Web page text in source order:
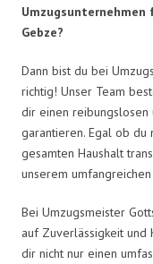
Umzugsunternehmen
Gebze?
Dann bist du bei
richtig! Unser Team
dir einen
garantieren. Egal ob
gesamten Haushalt
unserem
Bei Umzugsmeister
auf Zuverlässigkeit und
dir nicht nur einen